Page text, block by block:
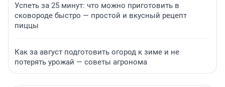
Успеть за 25 минут: что можно приготовить в
сковороде быстро — простой и вкусный рецепт
пиццы
Как за август подготовить огород к зиме и не
потерять урожай — советы агронома